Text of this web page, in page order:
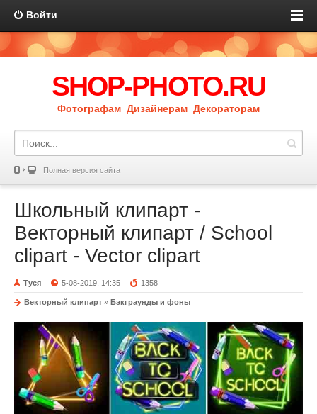
Войти
SHOP-PHOTO.RU
Фотографам Дизайнерам Декораторам
Полная версия сайта
Школьный клипарт -
Векторный клипарт / School
clipart - Vector clipart
Туся 5-08-2019, 14:35 1358
Векторный клипарт » Бэкграунды и фоны